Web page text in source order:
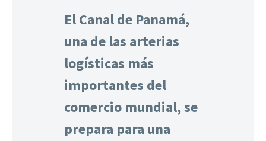
El Canal de Panamá,
una de las arterias
logísticas más
importantes del
comercio mundial, se
prepara para una